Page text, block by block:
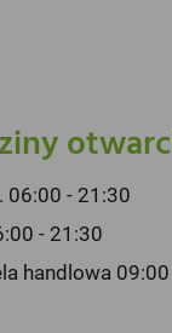
06:00 - 21:30
- 21:30
handlowa